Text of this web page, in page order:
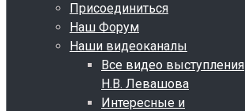
Присоединиться
Наш Форум
Наши видеоканалы
Все видео выступления
Н.В. Левашова
Интересные и